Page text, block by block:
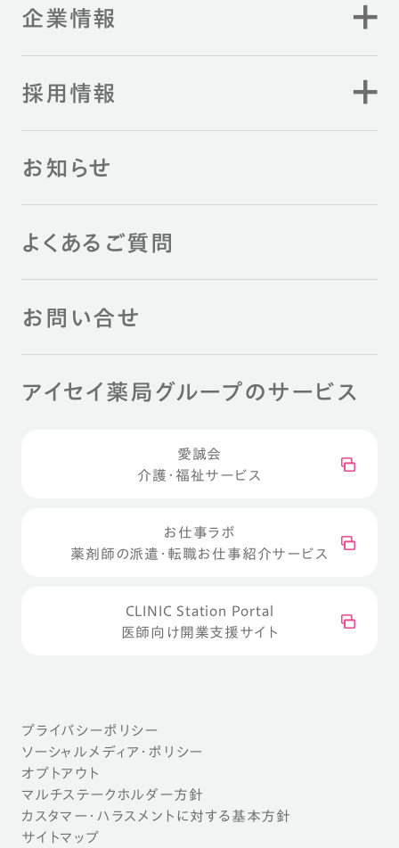
企業情報
採用情報
お知らせ
よくあるご質問
お問い合せ
アイセイ薬局グループのサービス
愛誠会
介護・福祉サービス
お仕事ラボ
薬剤師の派遣・転職お仕事紹介サービス
CLINIC Station Portal
医師向け開業支援サイト
プライバシーポリシー
ソーシャルメディア・ポリシー
オプトアウト
マルチステークホルダー方針
カスタマー・ハラスメントに対する基本方針
サイトマップ